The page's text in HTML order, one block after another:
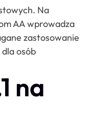
Na
AA wprowadza
zastosowanie
osób
na